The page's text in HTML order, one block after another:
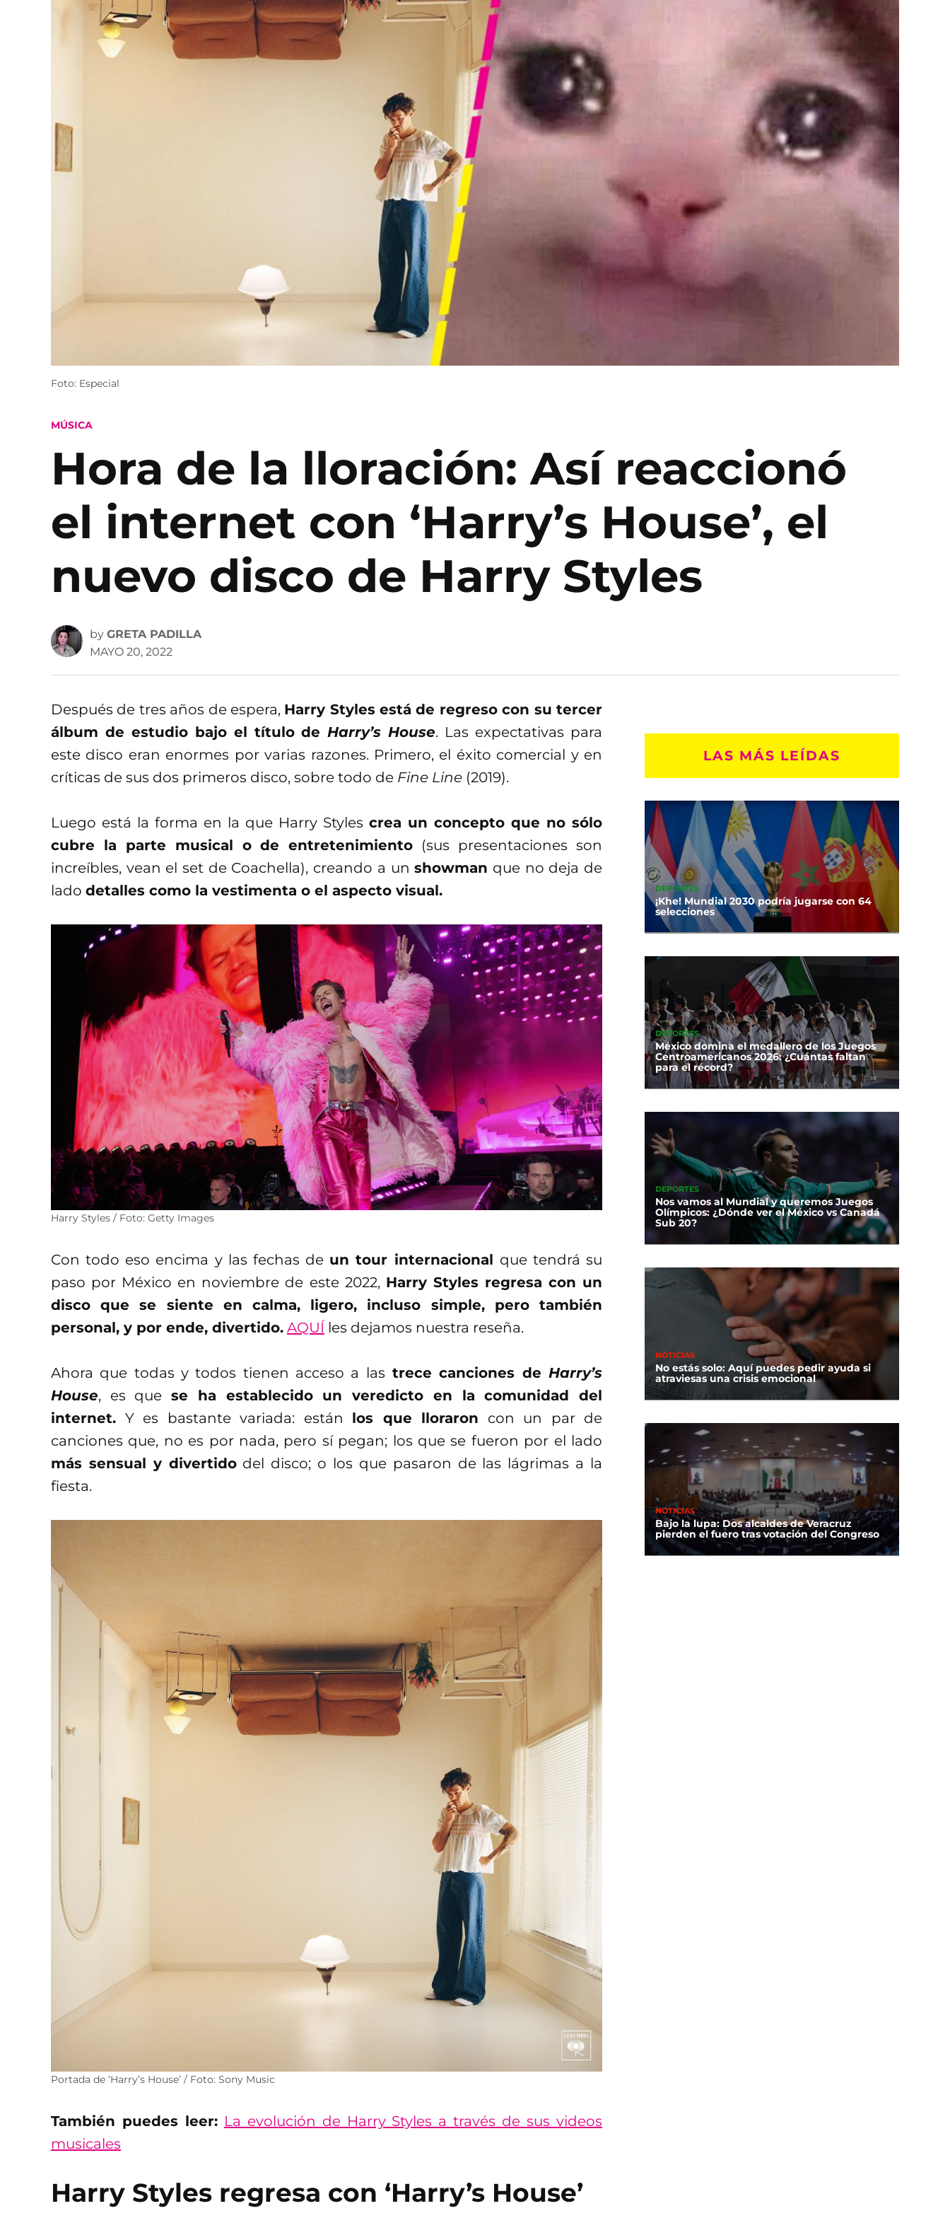
Foto: Especial
POSTED
MÚSICA
Hora de la lloración: Así reaccionó
el internet con ‘Harry’s House’, el
nuevo disco de Harry Styles
by GRETA PADILLA
MAYO 20, 2022
Después de tres años de espera, Harry Styles está de regreso con su tercer
álbum de estudio bajo el título deHarry’s House. Las expectativas para
este disco eran enormes por varias razones. Primero, el éxito comercial y en
críticas de sus dos primeros disco, sobre todo de Fine Line (2019).
Luego está la forma en la que Harry Styles crea un concepto que no sólo
cubre la parte musical o de entretenimiento (sus presentaciones son
increíbles, vean el set de Coachella), creando a unshowman que no deja de
lado detalles como la vestimenta o el aspecto visual.
Harry Styles / Foto: Getty Images
Con todo eso encima y las fechas de un tour internacional que tendrá su
paso por México en noviembre de este 2022, Harry Styles regresa con un
disco que se siente en calma, ligero, incluso simple, pero también
personal, y por ende, divertido. AQUÍ les dejamos nuestra reseña.
Ahora que todas y todos tienen acceso a las trece canciones deHarry’s
House, es quese ha establecido un veredicto en la comunidad del
internet. Y es bastante variada: están los que lloraron con un par de
canciones que, no es por nada, pero sí pegan; los que se fueron por el lado
más sensual y divertidodel disco; o los que pasaron de las lágrimas a la
fiesta.
Portada de ‘Harry’s House’ / Foto: Sony Music
También puedes leer: La evolución de Harry Styles a través de sus videos
musicales
Harry Styles regresa con ‘Harry’s House’
LAS MÁS LEÍDAS
DEPORTES
¡Khe! Mundial 2030 podría jugarse con 64
selecciones
DEPORTES
México domina el medallero de los Juegos
Centroamericanos 2026: ¿Cuántas faltan
para el récord?
DEPORTES
Nos vamos al Mundial y queremos Juegos
Olímpicos: ¿Dónde ver el México vs Canadá
Sub 20?
NOTICIAS
No estás solo: Aquí puedes pedir ayuda si
atraviesas una crisis emocional
NOTICIAS
Bajo la lupa: Dos alcaldes de Veracruz
pierden el fuero tras votación del Congreso